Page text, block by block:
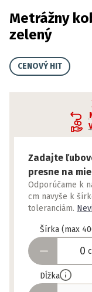
Metrážny
zelený
CENOVÝ HIT
Zadajte
presne na
Odporúčame k
cm navyše k
toleranciám.
Šírka (max
Dĺžka